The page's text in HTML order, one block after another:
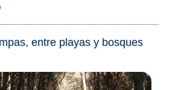
entre playas y bosques